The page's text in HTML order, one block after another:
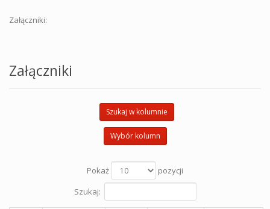
Załączniki:
Załączniki
Szukaj w kolumnie
Wybór kolumn
Pokaż
pozycji
Szukaj: